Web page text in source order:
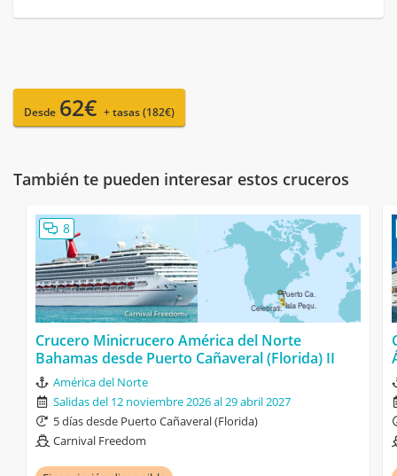
Desde 62€ + tasas (182€)
También te pueden interesar estos cruceros
8
Crucero Minicrucero América del Norte
Bahamas desde Puerto Cañaveral (Florida) II
América del Norte
Salidas del 12 noviembre 2026 al 29 abril 2027
5 días desde Puerto Cañaveral (Florida)
Carnival Freedom